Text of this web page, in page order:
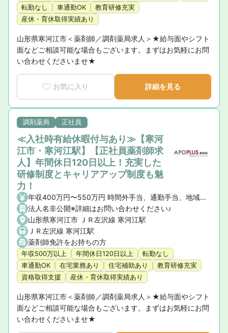
転勤なし
車通勤OK
教育研修充実
産休・育休取得実績あり
山形県寒河江市＜薬剤師／調剤薬局求人＞★給与面やシフト
面などご相談可能な場合もございます。まずはお気軽にお問
い合わせくださいませ★
お気に入り 詳細を見る
調剤薬局 正社員
≪入社時有給休暇付与あり≫【寒河
江市・寒河江駅】【正社員薬剤師求
人】年間休日120日以上！充実した
研修制度とキャリアアップ制度も魅
力！
年収400万円〜550万円 時間外手当、通勤手当、地域手当、住宅手当（社宅含）、家族手当
法人名非公開※詳細はお問い合わせください♪
山形県寒河江市 ＪＲ左沢線 寒河江駅
ＪＲ左沢線 寒河江駅
薬剤師免許をお持ちの方
年収500万以上 年間休日120日以上
転勤なし
車通勤OK
在宅業務あり 住宅補助あり
教育研修充実
資格取得支援
産休・育休取得実績あり
山形県寒河江市＜薬剤師／調剤薬局求人＞★給与面やシフト
面などご相談可能な場合もございます。まずはお気軽にお問
い合わせくださいませ★